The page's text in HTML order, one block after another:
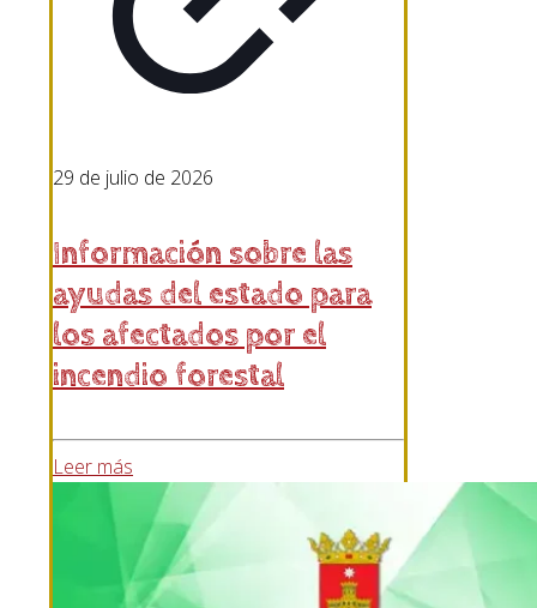
29 de julio de 2026
Información sobre las
ayudas del estado para
los afectados por el
incendio forestal
Leer más